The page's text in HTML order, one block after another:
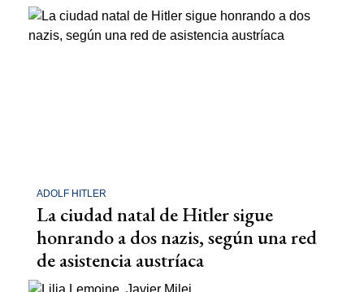
ADOLF HITLER
La ciudad natal de Hitler sigue
honrando a dos nazis, según una red
de asistencia austríaca